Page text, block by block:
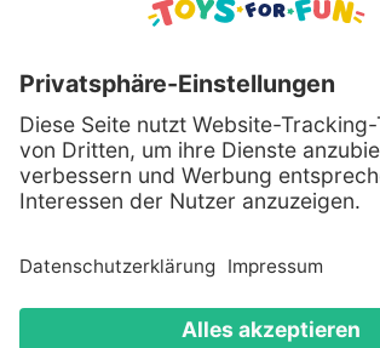
Sicher bezahlen mit:
Alle genannten Produkte und Logos
Warenzeichen der jeweiligen
Copyright © 2008 - 2026 Toys for Fun